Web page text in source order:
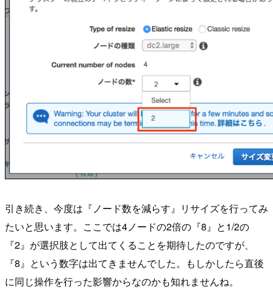
引き続き、今度は『ノード数を減らす』リサイズを行ってみ
たいと思います。ここでは4ノードの2倍の『8』と1/2の
『2』が選択肢として出てくることを期待したのですが、
『8』という数字は出てきませんでした。もしかしたら直後
に同じ操作を行った影響からなのかも知れませんね。